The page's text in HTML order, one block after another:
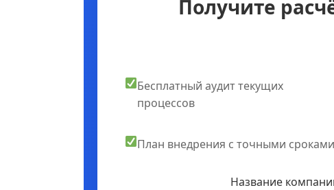
Получите
Бесплатный аудит текущих
процессов
План внедрения с точными сроками
Название